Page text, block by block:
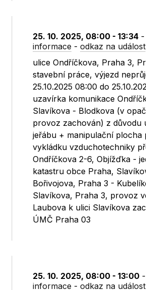
25. 10. 2025, 08:00 - 13:34
informace -odkaz na událost
ulice Ondříčkova, Praha 3,
stavební práce, výjezd
25.10.2025 08:00 do
uzavírka komunikace
Slavíkova - Blodkova (v
provoz zachován) z důvodu
jeřábu + manipulační plocha
vykládku vzduchotechniky
Ondříčkova 2-6, Objížďka -
katastru obce Praha,
Bořivojova, Praha 3 -
Slavíkova, Praha 3, provoz
Laubova k ulici Slavíkova
ÚMČ Praha 03
25. 10. 2025, 08:00 - 13:00
informace -odkaz na událost